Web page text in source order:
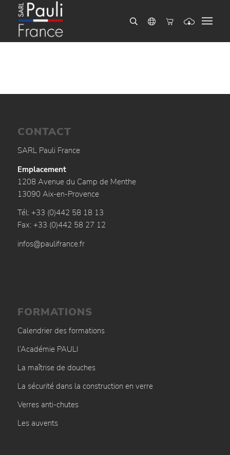
CONTACT
SARL Pauli France
Emplacement
1208 Avenue du Camp de Menthe
13090 Aix-en-Provence
Tél: +33 (0)442 58 18 13
Fax: +33 (0)442 58 27 12
infos@paulifrance.fr
FORMATIONS
Calendrier des formations
l’Académie PAULI
La maîtrise de douches
La sécurité dans la construction en verre
Verres anti-chutes
Les auvents